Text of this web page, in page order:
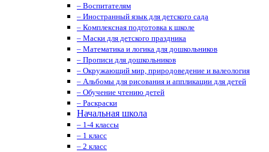
– Воспитателям
– Иностранный язык для детского сада
– Комплексная подготовка к школе
– Маски для детского праздника
– Математика и логика для дошкольников
– Прописи для дошкольников
– Окружающий мир, природоведение и валеология
– Альбомы для рисования и аппликации для детей
– Обучение чтению детей
– Раскраски
Начальная школа
– 1-4 классы
– 1 класс
– 2 класс